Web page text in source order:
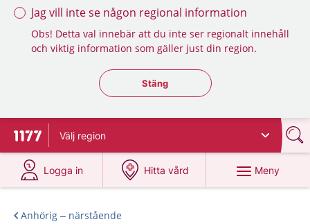
Jag vill inte se någon regional information
Obs! Detta val innebär att du inte ser regionalt innehåll
och viktig information som gäller just din region.
Stäng regionsväljaren
Stäng
Till startsidan för 1177
Välj region
Logga in
på 1177.se
Hitta vård
på 1177.se
Meny
Anhörig – närstående